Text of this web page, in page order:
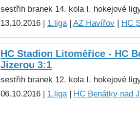
sestřih branek 14. kola I. hokejové
13.10.2016 | 1.liga| AZ Havířov | HC
HC Stadion Litoměřice - HC
Jizerou 3:1
sestřih branek 12. kola I. hokejové
06.10.2016 | 1.liga| HC Benátky nad